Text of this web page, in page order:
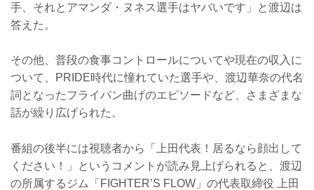
手、それとアマンダ・ヌネス選手はヤバいです」と渡辺は
答えた。
その他、普段の食事コントロールについてや現在の収入に
ついて、PRIDE時代に憧れていた選手や、渡辺華奈の代名
詞となったフライパン曲げのエピソードなど、さまざまな
話が繰り広げられた。
番組の後半には視聴者から「上田代表！居るなら顔出して
ください！」というコメントが読み見上げられると、渡辺
の所属するジム「FIGHTER’S FLOW」の代表取締役 上田